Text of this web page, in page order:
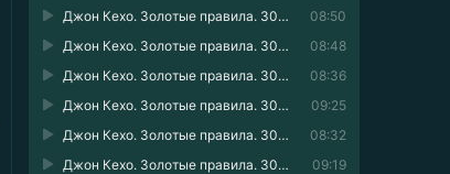
08:50
Джон Кехо. Золотые правила. 30 принципов работы с подсознанием в одной книге 12
08:48
Джон Кехо. Золотые правила. 30 принципов работы с подсознанием в одной книге 13
08:36
Джон Кехо. Золотые правила. 30 принципов работы с подсознанием в одной книге 14
09:25
Джон Кехо. Золотые правила. 30 принципов работы с подсознанием в одной книге 15
08:32
Джон Кехо. Золотые правила. 30 принципов работы с подсознанием в одной книге 16
09:19
Джон Кехо. Золотые правила. 30 принципов работы с подсознанием в одной книге 17